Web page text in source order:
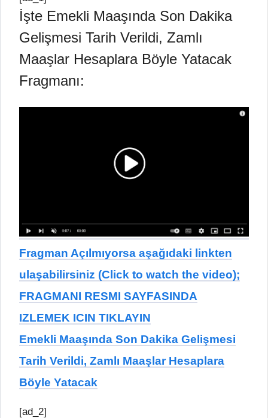
İşte Emekli Maaşında Son Dakika
Gelişmesi Tarih Verildi, Zamlı
Maaşlar Hesaplara Böyle Yatacak
Fragmanı:
Fragman Açılmıyorsa aşağıdaki linkten
ulaşabilirsiniz (Click to watch the video);
FRAGMANI RESMI SAYFASINDA
IZLEMEK ICIN TIKLAYIN
Emekli Maaşında Son Dakika Gelişmesi
Tarih Verildi, Zamlı Maaşlar Hesaplara
Böyle Yatacak
[ad_2]